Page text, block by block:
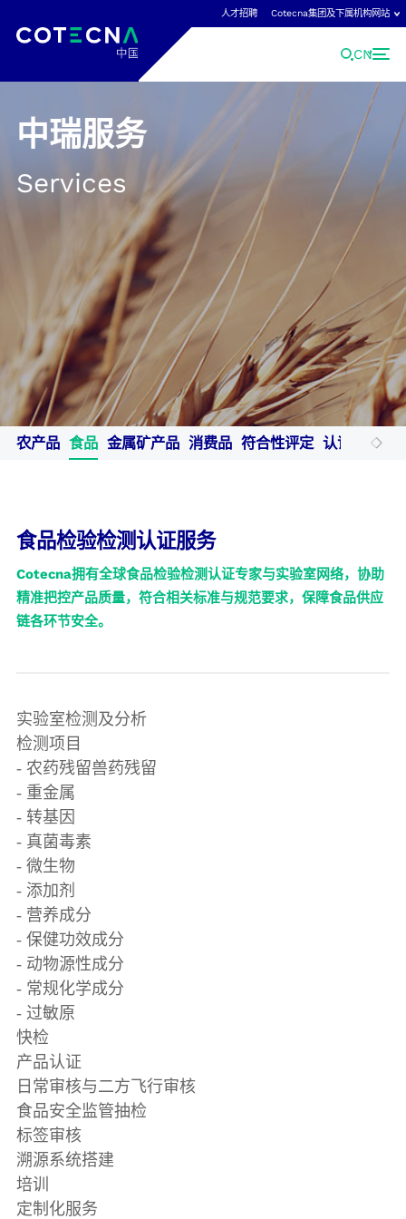
人才招聘 Cotecna集团及下属机构网站
CN
Cotecna集团及下属机构网站
Cotecna是领先的国际检验检测认证机构，
点击查看Cotecna集团全球网站。
Agronómica实验室
AGS实验室
Cotecna消费品
Cotecna埃及
Cotecna印度
Cotecna日本
Cotecna马来西亚
Cotecna中东
Cotecna尼日利亚
Cotecna泰国
Cotecna越南
ESTS
检创检测
中瑞凯新
Neotron实验室
Shiva实验室
Suolo e Salute
Toby检测
中瑞服务
Services
农产品 食品 金属矿产品 消费品 符合性评定 认证与审核
食品检验检测认证服务
Cotecna拥有全球食品检验检测认证专家与实验室⽹络，协助
精准把控产品质量，符合相关标准与规范要求，保障食品供应
链各环节安全。
实验室检测及分析
检测项目
- 农药残留兽药残留
- 重金属
- 转基因
- 真菌毒素
- 微生物
- 添加剂
- 营养成分
- 保健功效成分
- 动物源性成分
- 常规化学成分
- 过敏原
快检
产品认证
日常审核与二方飞行审核
食品安全监管抽检
标签审核
溯源系统搭建
培训
定制化服务